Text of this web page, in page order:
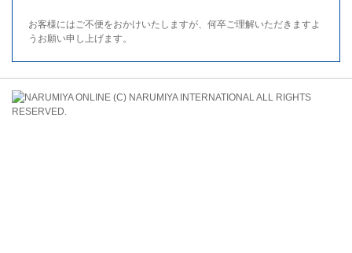
お客様にはご不便をおかけいたしますが、何卒ご理解いただきますよ
うお願い申し上げます。